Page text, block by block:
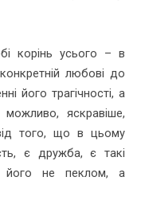
корінь усього – в
любові до
його трагічності, а
яскравіше,
того, що в цьому
є дружба, є такі
його не пеклом, а